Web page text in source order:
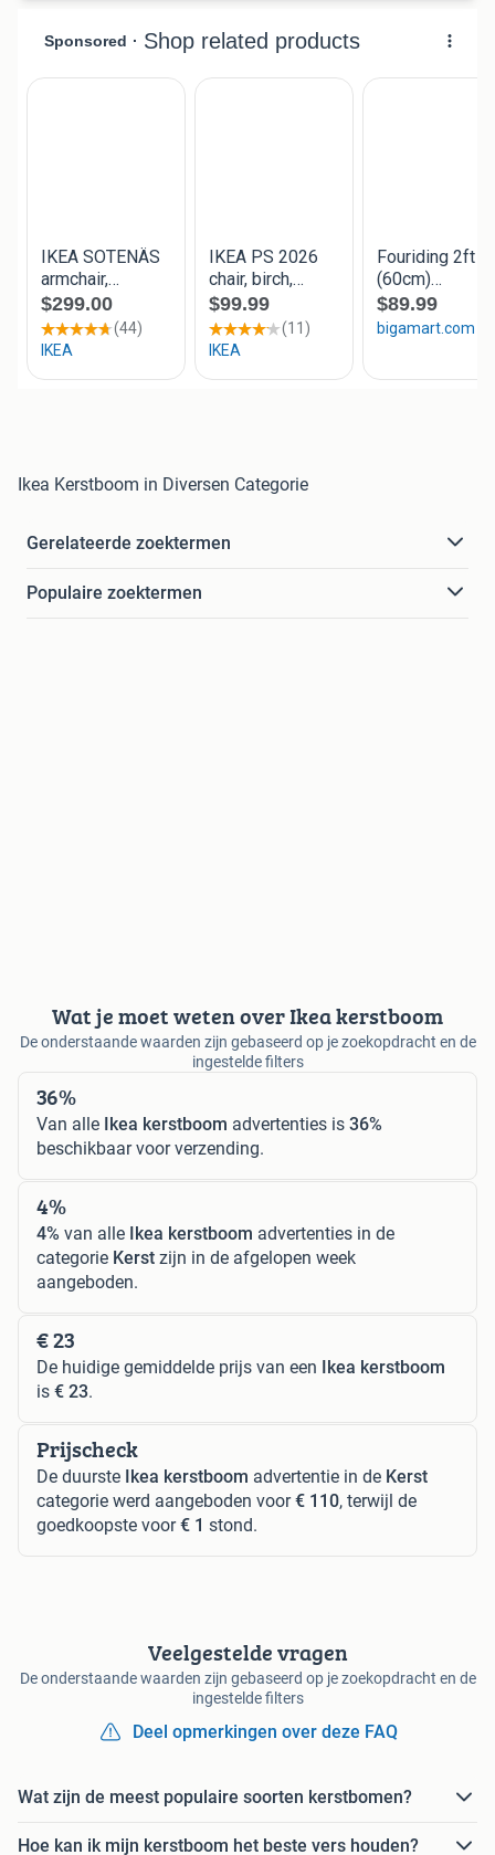
Ikea Kerstboom in Diversen Categorie
Gerelateerde zoektermen
Populaire zoektermen
Wat je moet weten over Ikea kerstboom
De onderstaande waarden zijn gebaseerd op je zoekopdracht en de
ingestelde filters
36%
Van alle Ikea kerstboom advertenties is 36%
beschikbaar voor verzending.
4%
4% van alle Ikea kerstboom advertenties in de
categorie Kerst zijn in de afgelopen week
aangeboden.
€ 23
De huidige gemiddelde prijs van een Ikea kerstboom
is € 23.
Prijscheck
De duurste Ikea kerstboom advertentie in de Kerst
categorie werd aangeboden voor€ 110, terwijl de
goedkoopste voor€ 1 stond.
Veelgestelde vragen
De onderstaande waarden zijn gebaseerd op je zoekopdracht en de
ingestelde filters
Deel opmerkingen over deze FAQ
Wat zijn de meest populaire soorten kerstbomen?
Hoe kan ik mijn kerstboom het beste vers houden?